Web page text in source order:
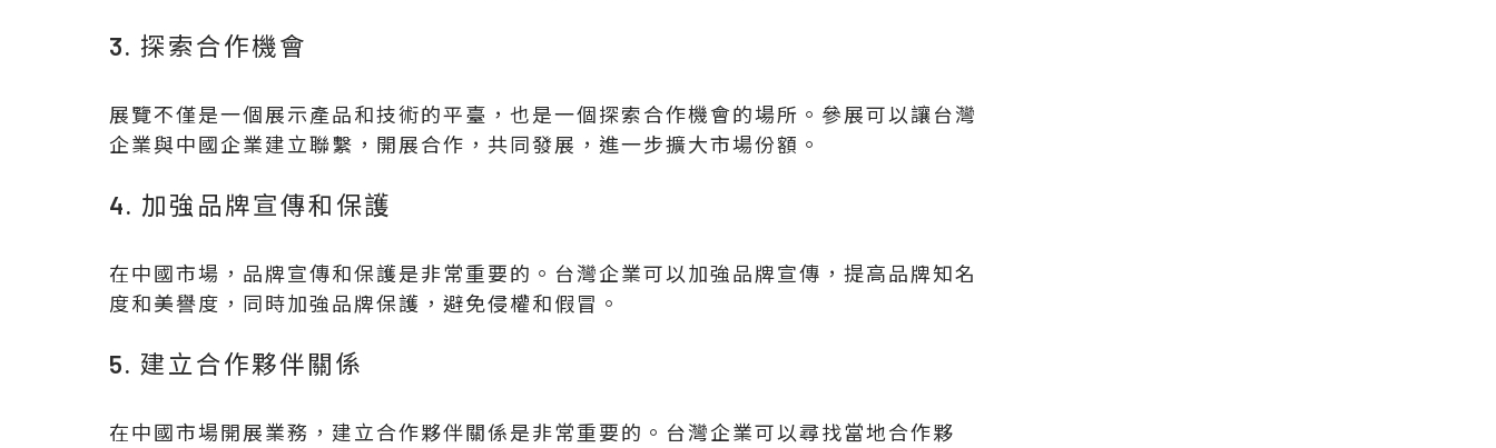
3. 探索合作機會
展覽不僅是一個展示產品和技術的平臺，也是一個探索合作機會的場所。參展可以讓台灣
企業與中國企業建立聯繫，開展合作，共同發展，進一步擴大市場份額。
4. 加強品牌宣傳和保護
在中國市場，品牌宣傳和保護是非常重要的。台灣企業可以加強品牌宣傳，提高品牌知名
度和美譽度，同時加強品牌保護，避免侵權和假冒。
5. 建立合作夥伴關係
在中國市場開展業務，建立合作夥伴關係是非常重要的。台灣企業可以尋找當地合作夥